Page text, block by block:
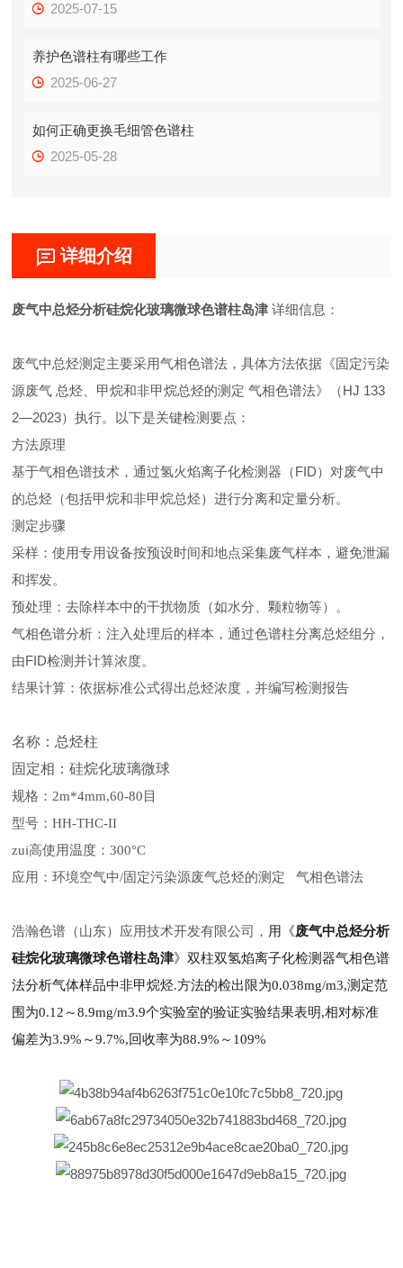
2025-07-15
养护色谱柱有哪些工作
2025-06-27
如何正确更换毛细管色谱柱
2025-05-28
详细介绍
废气中总烃分析硅烷化玻璃微球色谱柱岛津 详细信息：
废气中总烃测定主要采用气相色谱法，具体方法依据《固定污染
源废气 总烃、甲烷和非甲烷总烃的测定 气相色谱法》（HJ 133
2—2023）执行。以下是关键检测要点：
方法原理
基于气相色谱技术，通过氢火焰离子化检测器（FID）对废气中
的总烃（包括甲烷和非甲烷总烃）进行分离和定量分析。 ‌
测定步骤
‌采样‌：使用专用设备按预设时间和地点采集废气样本，避免泄漏
和挥发。
‌预处理‌：去除样本中的干扰物质（如水分、颗粒物等）。
‌气相色谱分析‌：注入处理后的样本，通过色谱柱分离总烃组分，
由FID检测并计算浓度。 ‌
‌结果计算‌：依据标准公式得出总烃浓度，并编写检测报告
名称： 总烃柱
固定相：硅烷化玻璃微球
规格： 2m*4mm,60-80目
型号：HH-THC-II
zui高使用温度：300°C
应用：环境空气中/固定污染源废气总烃的测定 气相色谱法
浩瀚色谱（山东）应用技术开发有限公司， 用《废气中总烃分析
硅烷化玻璃微球色谱柱岛津》双柱双氢焰离子化检测器气相色谱
法分析气体样品中非甲烷烃.方法的检出限为0.038mg/m3,测定范
围为0.12～8.9mg/m3.9个实验室的验证实验结果表明,相对标准
偏差为3.9%～9.7%,回收率为88.9%～109%